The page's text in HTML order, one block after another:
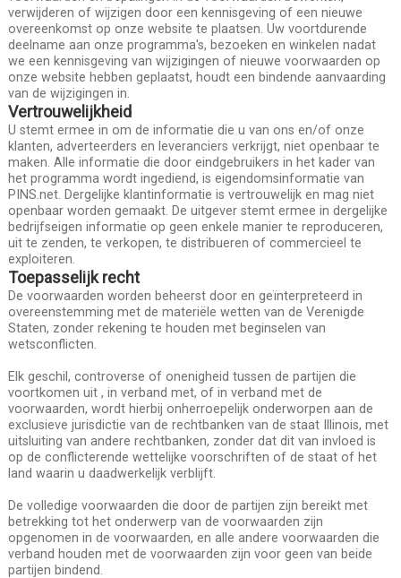
verwijderen of wijzigen door een kennisgeving of een nieuwe
overeenkomst op onze website te plaatsen. Uw voortdurende
deelname aan onze programma's, bezoeken en winkelen nadat
we een kennisgeving van wijzigingen of nieuwe voorwaarden op
onze website hebben geplaatst, houdt een bindende aanvaarding
van de wijzigingen in.
Vertrouwelijkheid
U stemt ermee in om de informatie die u van ons en/of onze
klanten, adverteerders en leveranciers verkrijgt, niet openbaar te
maken. Alle informatie die door eindgebruikers in het kader van
het programma wordt ingediend, is eigendomsinformatie van
PINS.net. Dergelijke klantinformatie is vertrouwelijk en mag niet
openbaar worden gemaakt. De uitgever stemt ermee in dergelijke
bedrijfseigen informatie op geen enkele manier te reproduceren,
uit te zenden, te verkopen, te distribueren of commercieel te
exploiteren.
Toepasselijk recht
De voorwaarden worden beheerst door en geïnterpreteerd in
overeenstemming met de materiële wetten van de Verenigde
Staten, zonder rekening te houden met beginselen van
wetsconflicten.
Elk geschil, controverse of onenigheid tussen de partijen die
voortkomen uit , in verband met, of in verband met de
voorwaarden, wordt hierbij onherroepelijk onderworpen aan de
exclusieve jurisdictie van de rechtbanken van de staat Illinois, met
uitsluiting van andere rechtbanken, zonder dat dit van invloed is
op de conflicterende wettelijke voorschriften of de staat of het
land waarin u daadwerkelijk verblijft.
De volledige voorwaarden die door de partijen zijn bereikt met
betrekking tot het onderwerp van de voorwaarden zijn
opgenomen in de voorwaarden, en alle andere voorwaarden die
verband houden met de voorwaarden zijn voor geen van beide
partijen bindend.